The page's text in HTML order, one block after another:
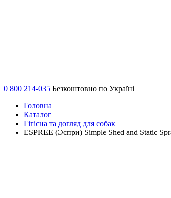
0 800 214-035 Безкоштовно по Україні
Головна
Каталог
Гігієна та догляд для собак
ESPREE (Эспри) Simple Shed and Static